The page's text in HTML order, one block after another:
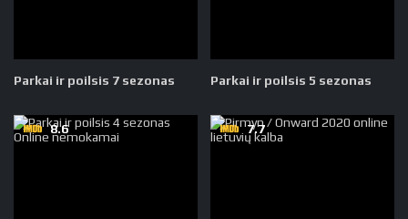
Parkai ir poilsis 7 sezonas Parkai ir poilsis 5 sezonas
8.6 7.7